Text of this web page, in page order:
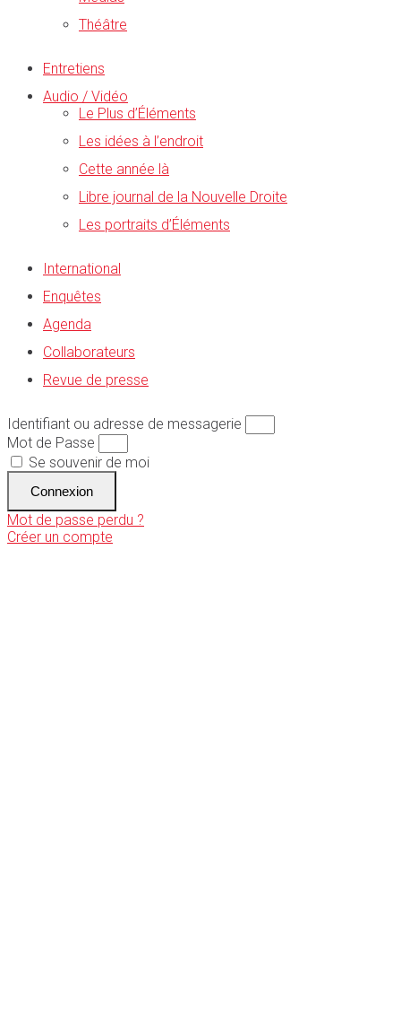
Théâtre
Entretiens
Audio / Vidéo
Le Plus d’Éléments
Les idées à l’endroit
Cette année là
Libre journal de la Nouvelle Droite
Les portraits d’Éléments
International
Enquêtes
Agenda
Collaborateurs
Revue de presse
Identifiant ou adresse de messagerie
Mot de Passe
Se souvenir de moi
Connexion
Mot de passe perdu ?
Créer un compte